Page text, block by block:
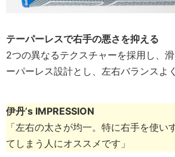
テーパーレスで右手の悪さを抑える
2つの異なるテクスチャーを採用し、
ーパーレス設計とし、左右バランスよ
伊丹’s IMPRESSION
「左右の太さが均一。特に右手を使い
てしまう人にオススメです」